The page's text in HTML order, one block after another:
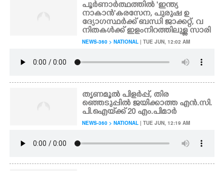
പൂർണാർത്ഥത്തിൽ 'ഇന്ത്യ
നാകാൻ'കരസേന, പുരുഷ ഉ
ദ്യോഗസ്ഥർക്ക് ബന്ധി ജാക്കറ്റ്, വ
നിതകൾക്ക് ഇളംനിറത്തിലുള്ള സാരി
NEWS-360 > NATIONAL | TUE JUN, 12:02 AM
തൃണമൂൽ പിളർപ്പ്, തിര
ഞ്ഞെടുപ്പിൽ ജയിക്കാത്ത എൻ‌.സി‌.
പി‌.ഐയ്‌ക്ക് 20 എം.പിമാർ
NEWS-360 > NATIONAL | TUE JUN, 12:19 AM